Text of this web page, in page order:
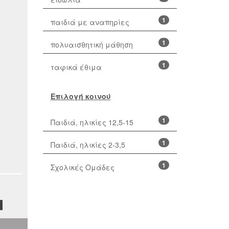
1
παιδιά με αναπηρίες
1
πολυαισθητική μάθηση
1
ταφικά έθιμα
Επιλογή κοινού
1
Παιδιά, ηλικίες 12,5-15
1
Παιδιά, ηλικίες 2-3,5
1
Σχολικές Ομάδες